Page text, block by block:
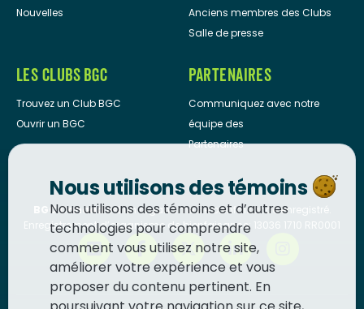
Nouvelles
Anciens membres des Clubs
Salle de presse
LES CLUBS BGC
Trouvez un Club BGC
Ouvrir un BGC
PARTENAIRES
Communiquez avec notre
équipe des
Partenaires
BGC Canadaest un organisme de bienfaisance enregistré.
Enregistrement d’organisme de bienfaisance: 13036 1710 RR0001
Nous utilisons des témoins
Nous utilisons des témoins et d’autres
technologies pour comprendre
comment vous utilisez notre site,
améliorer votre expérience et vous
proposer du contenu pertinent. En